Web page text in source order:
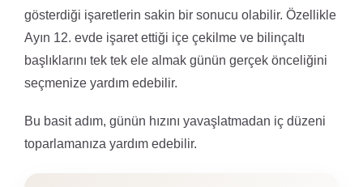
gösterdiği işaretlerin sakin bir sonucu olabilir. Özellikle
Ayın 12. evde işaret ettiği içe çekilme ve bilinçaltı
başlıklarını tek tek ele almak günün gerçek önceliğini
seçmenize yardım edebilir.
Bu basit adım, günün hızını yavaşlatmadan iç düzeni
toparlamanıza yardım edebilir.